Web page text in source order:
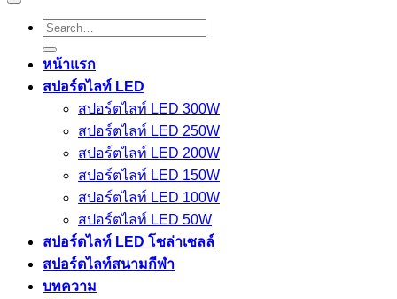
Search
for:
หน้าแรก
สปอร์ตไลท์ LED
สปอร์ตไลท์ LED 300W
สปอร์ตไลท์ LED 250W
สปอร์ตไลท์ LED 200W
สปอร์ตไลท์ LED 150W
สปอร์ตไลท์ LED 100W
สปอร์ตไลท์ LED 50W
สปอร์ตไลท์ LED โซล่าเซลล์
สปอร์ตไลท์สนามกีฬา
บทความ